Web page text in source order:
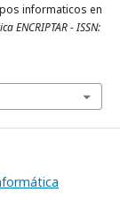
informaticos en
ENCRIPTAR - ISSN: